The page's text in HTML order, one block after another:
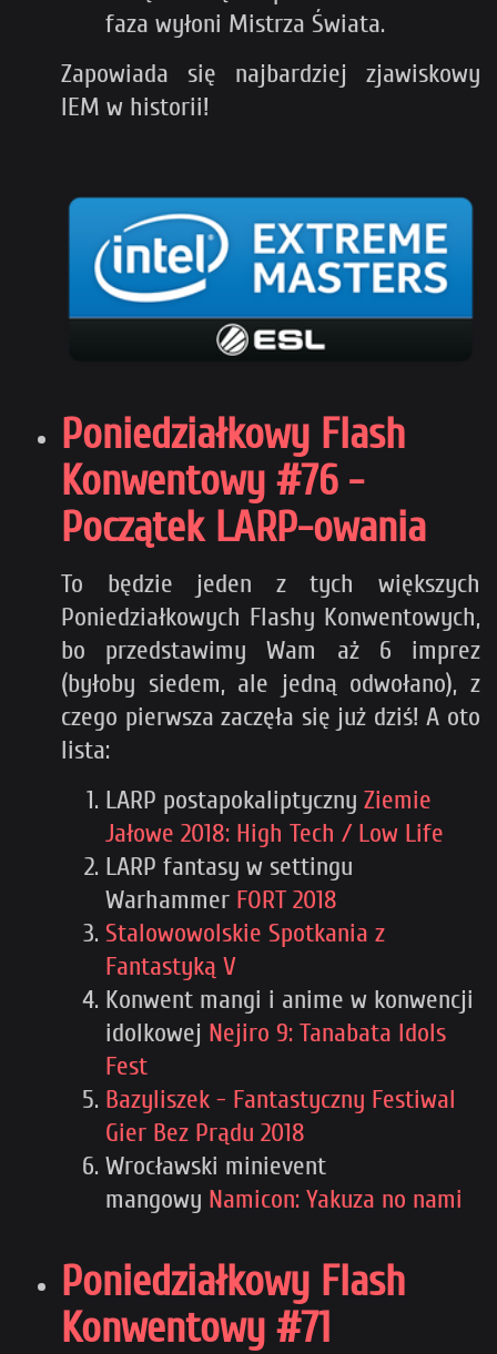
faza wyłoni Mistrza Świata.
Zapowiada się najbardziej zjawiskowy
IEM w historii!
Poniedziałkowy Flash
Konwentowy #76 -
Początek LARP-owania
To będzie jeden z tych większych
Poniedziałkowych Flashy Konwentowych,
bo przedstawimy Wam aż 6 imprez
(byłoby siedem, ale jedną odwołano), z
czego pierwsza zaczęła się już dziś! A oto
lista:
LARP postapokaliptyczny Ziemie
Jałowe 2018: High Tech / Low Life
LARP fantasy w settingu
Warhammer FORT 2018
Stalowowolskie Spotkania z
Fantastyką V
Konwent mangi i anime w konwencji
idolkowej Nejiro 9: Tanabata Idols
Fest
Bazyliszek - Fantastyczny Festiwal
Gier Bez Prądu 2018
Wrocławski minievent
mangowy Namicon: Yakuza no nami
Poniedziałkowy Flash
Konwentowy #71